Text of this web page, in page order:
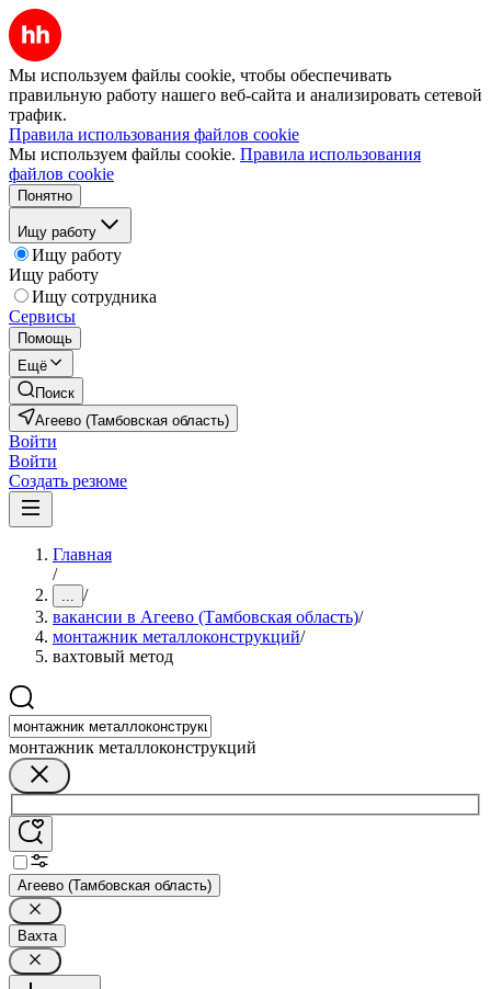
Мы используем файлы cookie, чтобы обеспечивать
правильную работу нашего веб-сайта и анализировать сетевой
трафик.
Правила использования файлов cookie
Мы используем файлы cookie. Правила использования
файлов cookie
Понятно
Ищу работу
Ищу работу
Ищу работу
Ищу сотрудника
Сервисы
Помощь
Ещё
Поиск
Агеево (Тамбовская область)
Войти
Войти
Создать резюме
Главная
/
... /
вакансии в Агеево (Тамбовская область)/
монтажник металлоконструкций/
вахтовый метод
монтажник металлоконструкций
Агеево (Тамбовская область)
Вахта